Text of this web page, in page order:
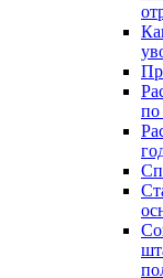
по